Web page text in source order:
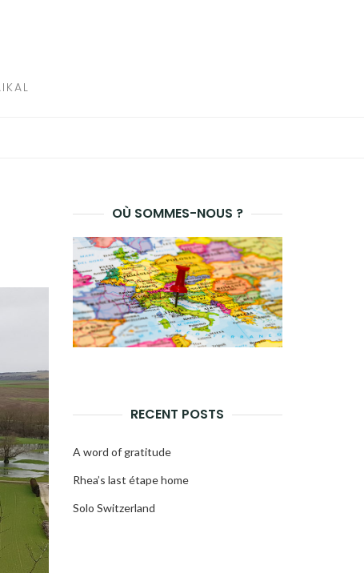
OÙ SOMMES-NOUS ?
RECENT POSTS
A word of gratitude
Rhea’s last étape home
Solo Switzerland